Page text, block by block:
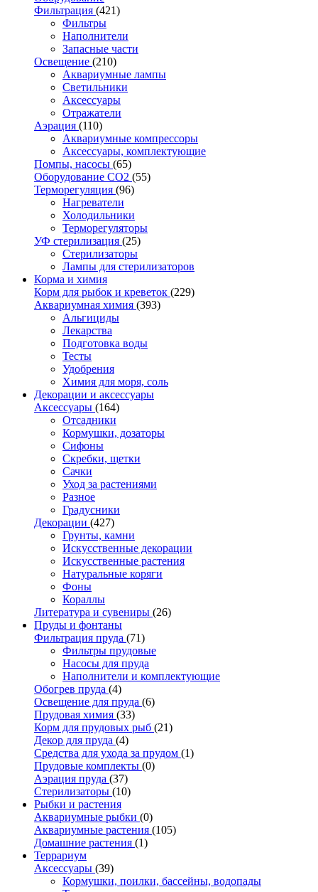
Фильтрация (421)
Фильтры
Наполнители
Запасные части
Освещение (210)
Аквариумные лампы
Светильники
Аксессуары
Отражатели
Аэрация (110)
Аквариумные компрессоры
Аксессуары, комплектующие
Помпы, насосы (65)
Оборудование CO2 (55)
Терморегуляция (96)
Нагреватели
Холодильники
Терморегуляторы
УФ стерилизация (25)
Стерилизаторы
Лампы для стерилизаторов
Корма и химия
Корм для рыбок и креветок (229)
Аквариумная химия (393)
Альгициды
Лекарства
Подготовка воды
Тесты
Удобрения
Химия для моря, соль
Декорации и аксессуары
Аксессуары (164)
Отсадники
Кормушки, дозаторы
Сифоны
Скребки, щетки
Сачки
Уход за растениями
Разное
Градусники
Декорации (427)
Грунты, камни
Искусственные декорации
Искусственные растения
Натуральные коряги
Фоны
Кораллы
Литература и сувениры (26)
Пруды и фонтаны
Фильтрация пруда (71)
Фильтры прудовые
Насосы для пруда
Наполнители и комплектующие
Обогрев пруда (4)
Освещение для пруда (6)
Прудовая химия (33)
Корм для прудовых рыб (21)
Декор для пруда (4)
Средства для ухода за прудом (1)
Прудовые комплекты (0)
Аэрация пруда (37)
Стерилизаторы (10)
Рыбки и растения
Аквариумные рыбки (0)
Аквариумные растения (105)
Домашние растения (1)
Террариум
Аксессуары (39)
Кормушки, поилки, бассейны, водопады